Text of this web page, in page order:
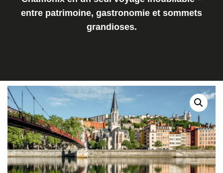
entre patrimoine, gastronomie et sommets
grandioses.